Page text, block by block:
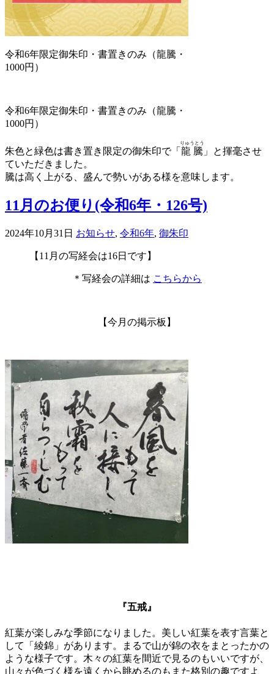
令和6年限定御朱印・書置きのみ（龍騰・
1000円）
令和6年限定御朱印・書置きのみ（龍騰・
1000円）
朱色と緑色は書き置き限定の御朱印で「 龍騰
りゅうとう
」と揮毫させ
ていただきました。
騰は高く上がる、盛んで勢いがある様を意味します。
11月のお便り(令和6年・126号)
2024年10月31日 お知らせ, 令和6年, 御朱印
【11月の写経会は16日です】
＊写経会の詳細は こちらから
【今月の掲示板】
『五戒』
紅葉が楽しみな季節になりました。美しい紅葉を表す言葉と
して「綾錦」があります。まるで山が錦の衣をまとったかの
ような様子です。木々の紅葉を間近で見るのもいいですが、
山々が色づく様を遠くから眺めるのもまた格別の趣ですよ